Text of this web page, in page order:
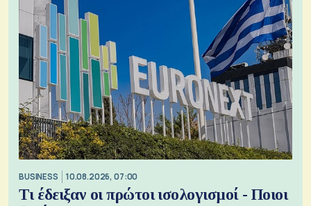
BUSINESS 10.08.2026, 07:00
Τι έδειξαν οι πρώτοι ισολογισμοί - Ποιοι